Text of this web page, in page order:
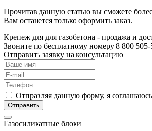
Прочитав данную статью вы сможете
Вам останется только оформить заказ.
Крепеж для для газобетона - продажа и
Звоните по бесплатному номеру 8 800
Отправить заявку на консультацию
Отправляя данную форму, я
Газосиликатные блоки